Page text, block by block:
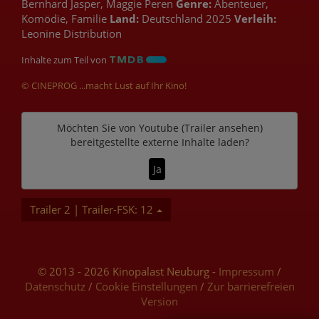
Bernhard Jasper, Maggie Peren Genre: Abenteuer,
Komödie, Familie Land: Deutschland 2025 Verleih:
Leonine Distribution
Inhalte zum Teil von
© CINEPROG ...macht Lust auf Ihr Kino!
Möchten Sie von Youtube (Trailer ansehen)
bereitgestellte externe Inhalte laden?
Ja
Trailer 2 | Trailer-FSK: 12
© 2013 - 2026 Kinopalast Neuburg - Impressum /
Datenschutz/ Cookie Einstellungen / Zur barrierefreien
Version